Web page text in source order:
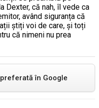
Dexter, că nah, îl vede ca
având siguranța că
știți voi de care, și toți
că nimeni nu prea
în Google